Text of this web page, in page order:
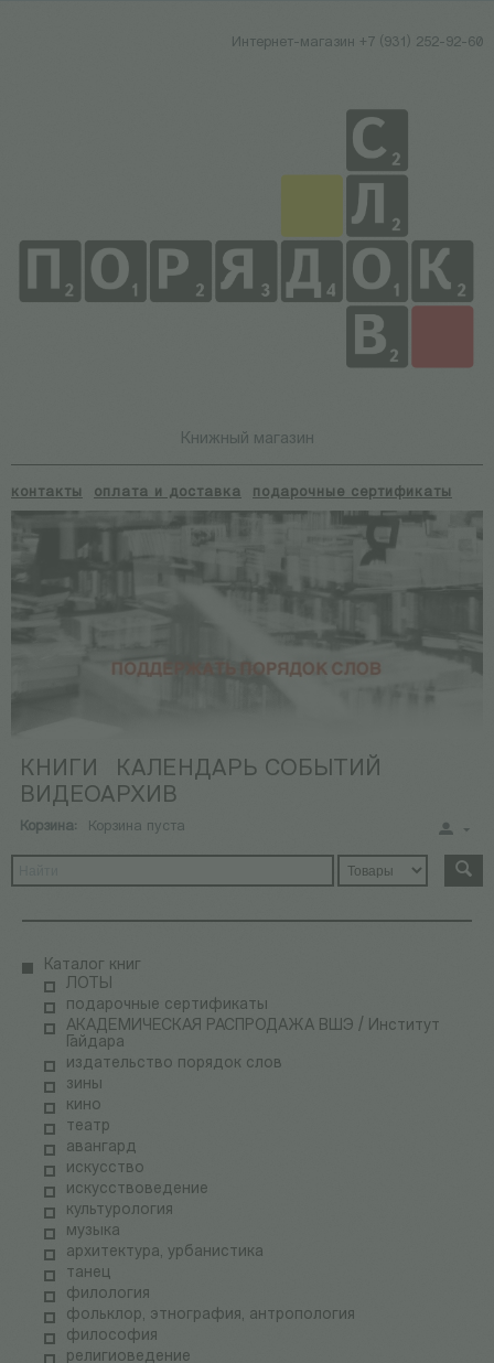
Интернет-магазин +7 (931) 252-92-60
Книжный магазин
контакты оплата и доставка подарочные сертификаты
КНИГИ
КАЛЕНДАРЬ СОБЫТИЙ
ВИДЕОАРХИВ
Корзина: Корзина пуста
Каталог книг
ЛОТЫ
подарочные сертификаты
АКАДЕМИЧЕСКАЯ РАСПРОДАЖА ВШЭ / Институт
Гайдара
издательство порядок слов
зины
кино
театр
авангард
искусство
искусствоведение
культурология
музыка
архитектура, урбанистика
танец
филология
фольклор, этнография, антропология
философия
религиоведение